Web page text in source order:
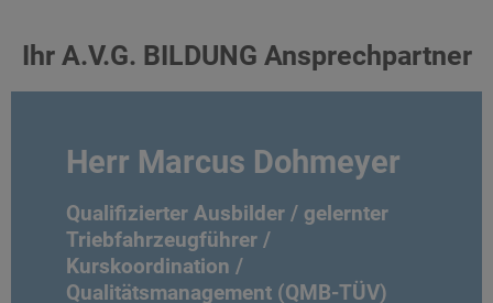
Ihr A.V.G. BILDUNG Ansprechpartner
Herr Marcus Dohmeyer
Qualifizierter Ausbilder / gelernter
Triebfahrzeugführer /
Kurskoordination /
Qualitätsmanagement (QMB-TÜV)